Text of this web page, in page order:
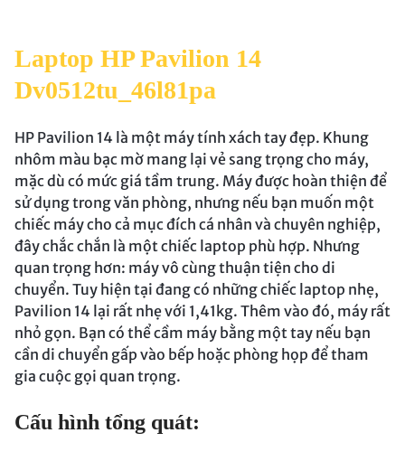
Laptop HP Pavilion 14
Dv0512tu_46l81pa
HP Pavilion 14 là một máy tính xách tay đẹp. Khung
nhôm màu bạc mờ mang lại vẻ sang trọng cho máy,
mặc dù có mức giá tầm trung. Máy được hoàn thiện để
sử dụng trong văn phòng, nhưng nếu bạn muốn một
chiếc máy cho cả mục đích cá nhân và chuyên nghiệp,
đây chắc chắn là một chiếc laptop phù hợp. Nhưng
quan trọng hơn: máy vô cùng thuận tiện cho di
chuyển. Tuy hiện tại đang có những chiếc laptop nhẹ,
Pavilion 14 lại rất nhẹ với 1,41kg. Thêm vào đó, máy rất
nhỏ gọn. Bạn có thể cầm máy bằng một tay nếu bạn
cần di chuyển gấp vào bếp hoặc phòng họp để tham
gia cuộc gọi quan trọng.
Cấu hình tổng quát: